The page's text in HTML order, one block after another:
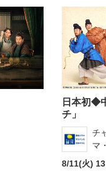
日本初◆
チ」
チ
マ
8/11(火)